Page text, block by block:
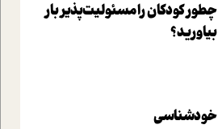
چطور کودکان را مسئولیت‌پذیر بار
بیاورید؟
خودشناسی